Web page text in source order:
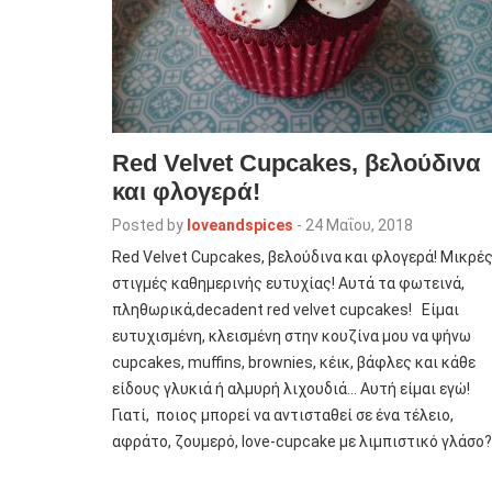
Red Velvet Cupcakes, βελούδινα
και φλογερά!
Posted by loveandspices - 24 Μαΐου, 2018
Red Velvet Cupcakes, βελούδινα και φλογερά! Μικρές
στιγμές καθημερινής ευτυχίας! Aυτά τα φωτεινά,
πληθωρικά,decadent red velvet cupcakes! Είμαι
ευτυχισμένη, κλεισμένη στην κουζίνα μου να ψήνω
cupcakes, muffins, brownies, κέικ, βάφλες και κάθε
είδους γλυκιά ή αλμυρή λιχουδιά… Αυτή είμαι εγώ!
Γιατί, ποιος μπορεί να αντισταθεί σε ένα τέλειο,
αφράτο, ζουμερό, love-cupcake με λιμπιστικό γλάσο?